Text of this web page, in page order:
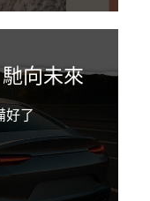
向未來
好了